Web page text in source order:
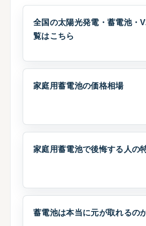
全国の太陽光発電・蓄電池・
覧はこちら
家庭用蓄電池の価格相場
家庭用蓄電池で後悔する人の
蓄電池は本当に元が取れるの